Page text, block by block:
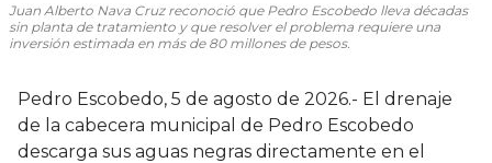
Juan Alberto Nava Cruz reconoció que Pedro Escobedo lleva décadas
sin planta de tratamiento y que resolver el problema requiere una
inversión estimada en más de 80 millones de pesos.
Pedro Escobedo, 5 de agosto de 2026.- El drenaje
de la cabecera municipal de Pedro Escobedo
descarga sus aguas negras directamente en el